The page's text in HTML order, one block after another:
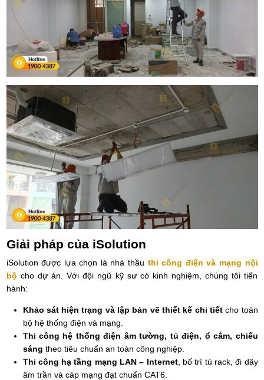
Giải pháp của iSolution
iSolution được lựa chọn là nhà thầu thi công điện và mạng nội
bộ cho dự án. Với đội ngũ kỹ sư có kinh nghiệm, chúng tôi tiến
hành:
Khảo sát hiện trạng và lập bản vẽ thiết kế chi tiếtcho toàn
bộ hệ thống điện và mạng.
Thi công hệ thống điện âm tường, tủ điện, ổ cắm, chiếu
sáng theo tiêu chuẩn an toàn công nghiệp.
Thi công hạ tầng mạng LAN – Internet, bố trí tủ rack, đi dây
âm trần và cáp mạng đạt chuẩn CAT6.